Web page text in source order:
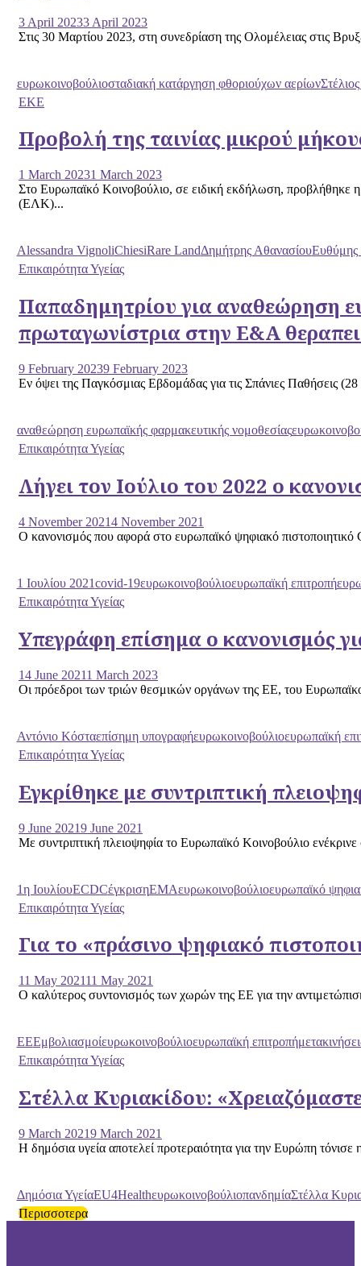
3 April 20233 April 2023
Στις 30 Μαρτίου 2023, στη συνεδρίαση της Ολομέλειας στις
ευρωκοινοβούλιοσταδιακή κατάργηση φθοριούχων αερίων
ΕΚΕ
Προβολή της ταινίας μικρού
1 March 20231 March 2023
Στο Ευρωπαϊκό Κοινοβούλιο, σε ειδική εκδήλωση,
(ΕΛΚ)...
Alessandra VignoliChiesiRare LandΔημήτρης ΑθανασίουΕυθύμης
Επικαιρότητα Υγείας
Παπαδημητρίου για αναθεώρηση
πρωταγωνίστρια στην Ε&Α
9 February 20239 February 2023
Εν όψει της Παγκόσμιας Εβδομάδας για τις Σπάνιες
αναθεώρηση ευρωπαϊκής φαρμακευτικής νομοθεσίας
Επικαιρότητα Υγείας
Λήγει τον Ιούλιο του 2022 ο
4 November 20214 November 2021
O κανονισμός που αφορά στο ευρωπαϊκό ψηφιακό
1 Ιουλίου 2021covid-19ευρωκοινοβούλιοευρωπαϊκή επιτροπή
Επικαιρότητα Υγείας
Υπεγράφη επίσημα ο κανονισμός
14 June 20211 March 2023
Oι πρόεδροι των τριών θεσμικών οργάνων της ΕΕ, του
Αντόνιο Κόσταεπίσημη υπογραφήευρωκοινοβούλιοευρωπαϊκή
Επικαιρότητα Υγείας
Εγκρίθηκε με συντριπτική
9 June 20219 June 2021
Με συντριπτική πλειοψηφία το Ευρωπαϊκό Κοινοβούλιο
1η ΙουλίουECDCέγκρισηΕΜΑευρωκοινοβούλιοευρωπαϊκό
Επικαιρότητα Υγείας
Για το «πράσινο ψηφιακό
11 May 202111 May 2021
Ο καλύτερος συντονισμός των χωρών της ΕΕ για την
ΕΕΕμβολιασμοίευρωκοινοβούλιοευρωπαϊκή επιτροπή
Επικαιρότητα Υγείας
Στέλλα Κυριακίδου:
9 March 20219 March 2021
Η δημόσια υγεία αποτελεί προτεραιότητα για την Ευρώπη
Δημόσια ΥγείαΕU4HealthευρωκοινοβούλιοπανδημίαΣτέλλα
Περισσοτερα